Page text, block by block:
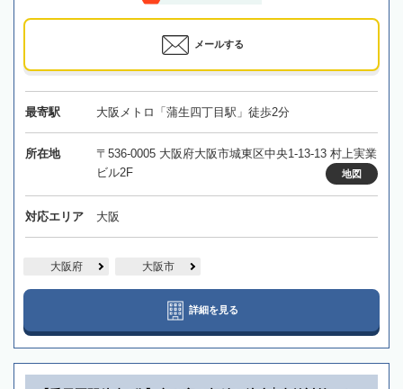
メールする
最寄駅 大阪メトロ「蒲生四丁目駅」徒歩2分
所在地
〒536-0005 大阪府大阪市城東区中央1-13-13 村上実業
ビル2F
地図
対応エリア 大阪
大阪府 大阪市
詳細を見る